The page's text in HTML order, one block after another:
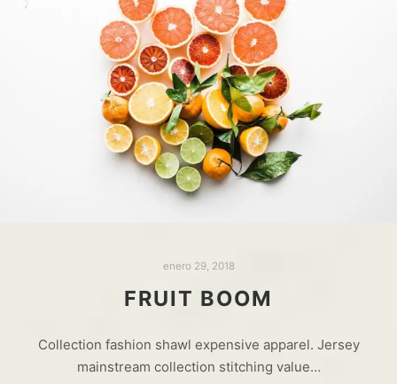
enero 29, 2018
FRUIT BOOM
Collection fashion shawl expensive apparel. Jersey
mainstream collection stitching value…